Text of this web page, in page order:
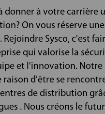
donner à votre carrière
On vous réserve
Rejoindre Sysco, c'est
qui valorise la
et l'innovation. Notre
raison d'être se
de distribution
. Nous créons le